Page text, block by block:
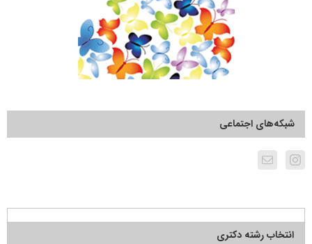
شبکه‌های اجتماعی
انتخاب رشته دکتری